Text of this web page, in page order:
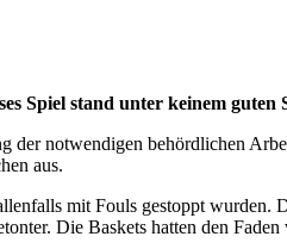
Spiel stand unter keinem guten
notwendigen behördlichen
aus.
mit Fouls gestoppt wurden.
Die Baskets hatten den